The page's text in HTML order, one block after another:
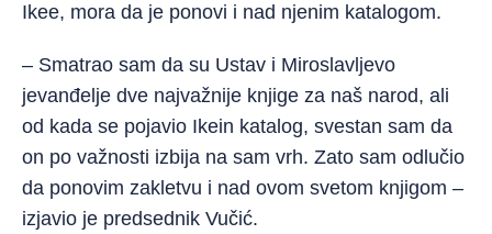
Ikee, mora da je ponovi i nad njenim katalogom.
– Smatrao sam da su Ustav i Miroslavljevo
jevanđelje dve najvažnije knjige za naš narod, ali
od kada se pojavio Ikein katalog, svestan sam da
on po važnosti izbija na sam vrh. Zato sam odlučio
da ponovim zakletvu i nad ovom svetom knjigom –
izjavio je predsednik Vučić.